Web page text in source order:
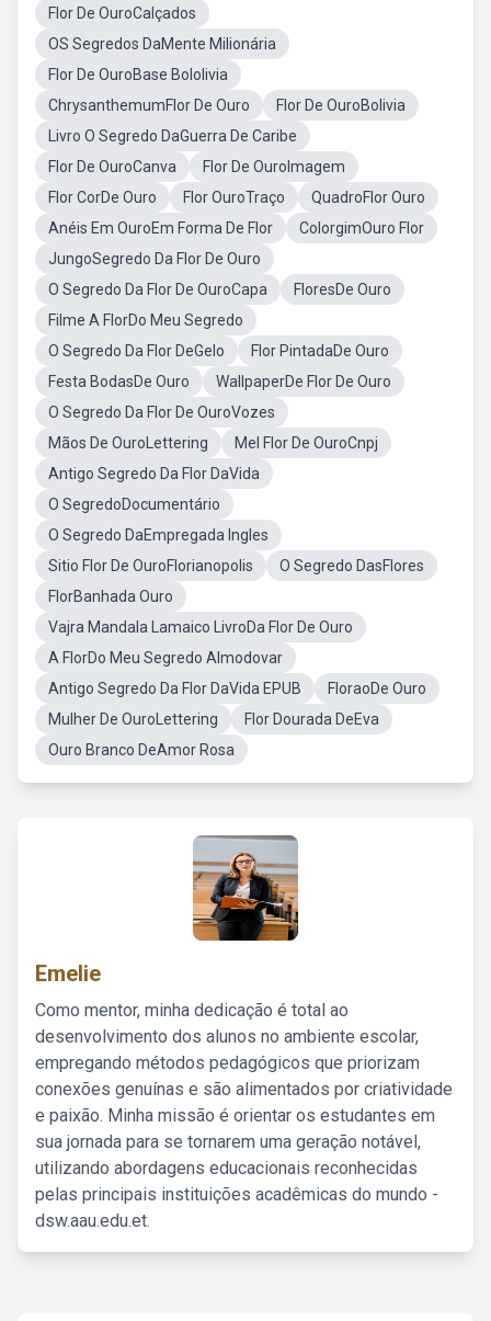
Flor De OuroCalçados
OS Segredos DaMente Milionária
Flor De OuroBase Bololivia
ChrysanthemumFlor De Ouro
Flor De OuroBolivia
Livro O Segredo DaGuerra De Caribe
Flor De OuroCanva
Flor De OuroImagem
Flor CorDe Ouro
Flor OuroTraço
QuadroFlor Ouro
Anéis Em OuroEm Forma De Flor
ColorgimOuro Flor
JungoSegredo Da Flor De Ouro
O Segredo Da Flor De OuroCapa
FloresDe Ouro
Filme A FlorDo Meu Segredo
O Segredo Da Flor DeGelo
Flor PintadaDe Ouro
Festa BodasDe Ouro
WallpaperDe Flor De Ouro
O Segredo Da Flor De OuroVozes
Mãos De OuroLettering
Mel Flor De OuroCnpj
Antigo Segredo Da Flor DaVida
O SegredoDocumentário
O Segredo DaEmpregada Ingles
Sitio Flor De OuroFlorianopolis
O Segredo DasFlores
FlorBanhada Ouro
Vajra Mandala Lamaico LivroDa Flor De Ouro
A FlorDo Meu Segredo Almodovar
Antigo Segredo Da Flor DaVida EPUB
FloraoDe Ouro
Mulher De OuroLettering
Flor Dourada DeEva
Ouro Branco DeAmor Rosa
Emelie
Como mentor, minha dedicação é total ao
desenvolvimento dos alunos no ambiente escolar,
empregando métodos pedagógicos que priorizam
conexões genuínas e são alimentados por criatividade
e paixão. Minha missão é orientar os estudantes em
sua jornada para se tornarem uma geração notável,
utilizando abordagens educacionais reconhecidas
pelas principais instituições acadêmicas do mundo -
dsw.aau.edu.et.